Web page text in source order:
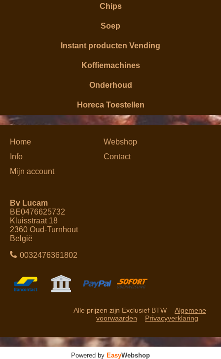
Chips
Soep
Instant producten Vending
Koffiemachines
Onderhoud
Horeca Toestellen
Home
Webshop
Info
Contact
Mijn account
Bv Lucam
BE0476625732
Kluisstraat 18
2360 Oud-Turnhout
België
0032476361802
Alle prijzen zijn Exclusief BTW
Algemene
voorwaarden
Privacyverklaring
Powered by EasyWebshop